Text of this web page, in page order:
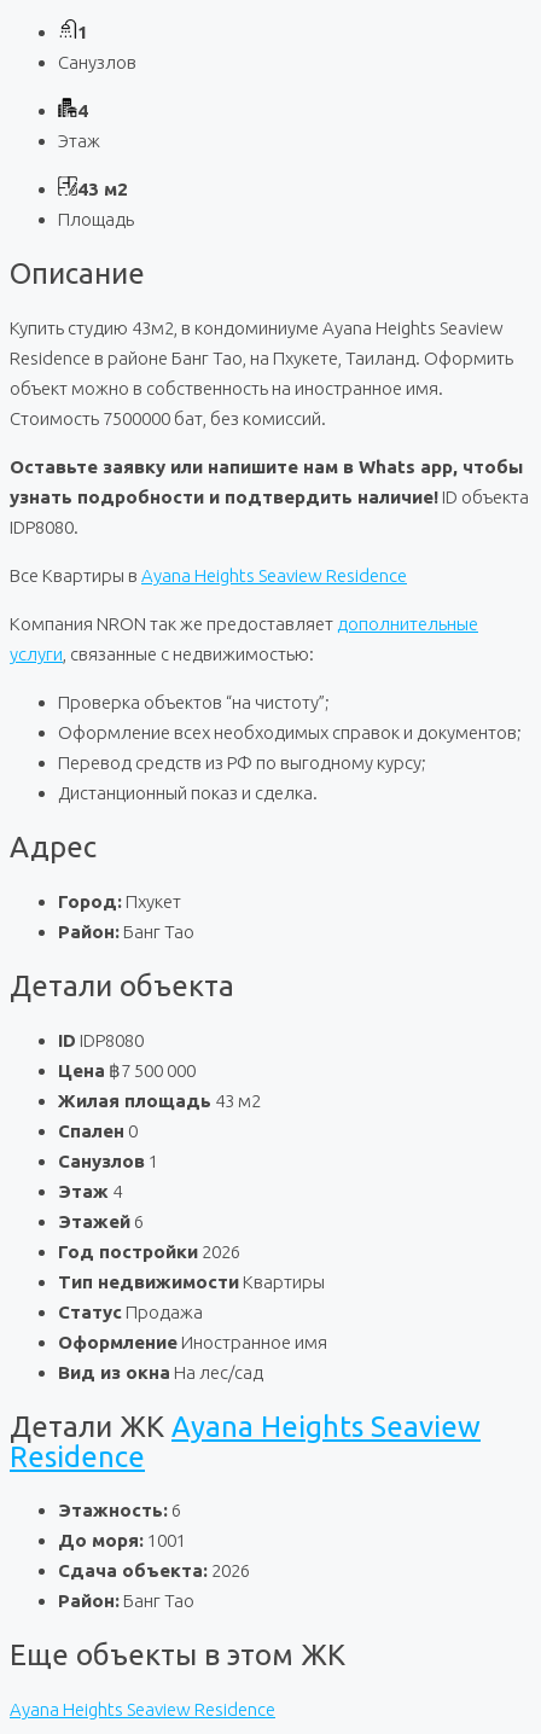
1
Санузлов
4
Этаж
43 м2
Площадь
Описание
Купить студию 43м2, в кондоминиуме Ayana Heights Seaview
Residence в районе Банг Тао, на Пхукете, Таиланд. Оформить
объект можно в собственность на иностранное имя.
Стоимость 7500000 бат, без комиссий.
Оставьте заявку или напишите нам в Whats app, чтобы
узнать подробности и подтвердить наличие! ID объекта
IDP8080.
Все Квартиры в Ayana Heights Seaview Residence
Компания NRON так же предоставляет дополнительные
услуги , связанные с недвижимостью:
Проверка объектов “на чистоту”;
Оформление всех необходимых справок и документов;
Перевод средств из РФ по выгодному курсу;
Дистанционный показ и сделка.
Адрес
Город: Пхукет
Район: Банг Тао
Детали объекта
ID IDP8080
Цена ฿7 500 000
Жилая площадь 43 м2
Спален 0
Санузлов 1
Этаж 4
Этажей 6
Год постройки 2026
Тип недвижимости Квартиры
Статус Продажа
Оформление Иностранное имя
Вид из окна На лес/сад
Детали ЖК Ayana Heights Seaview
Residence
Этажность: 6
До моря: 1001
Сдача объекта: 2026
Район: Банг Тао
Еще объекты в этом ЖК
Ayana Heights Seaview Residence